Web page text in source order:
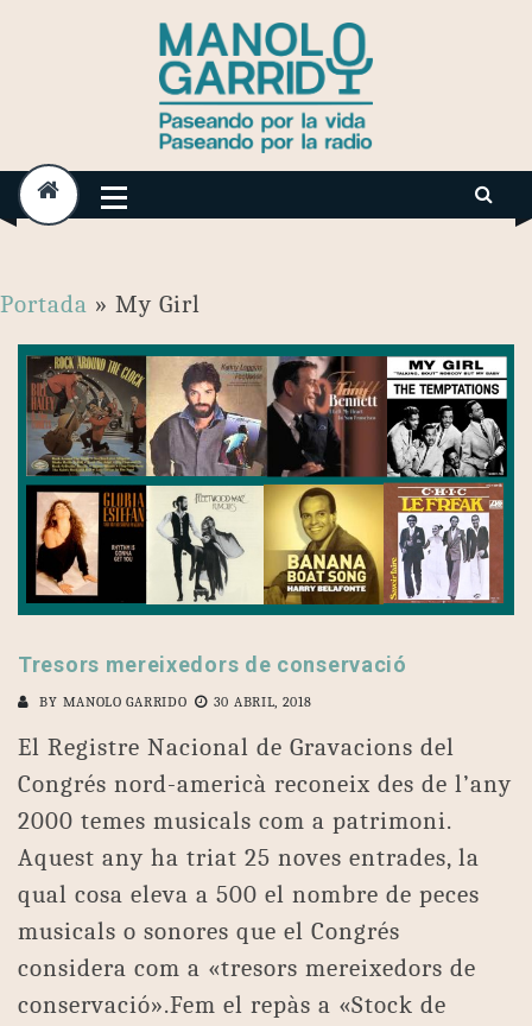
Portada » My Girl
Tresors mereixedors de conservació
BY MANOLO GARRIDO 30 ABRIL, 2018
El Registre Nacional de Gravacions del
Congrés nord-americà reconeix des de l’any
2000 temes musicals com a patrimoni.
Aquest any ha triat 25 noves entrades, la
qual cosa eleva a 500 el nombre de peces
musicals o sonores que el Congrés
considera com a «tresors mereixedors de
conservació».Fem el repàs a «Stock de